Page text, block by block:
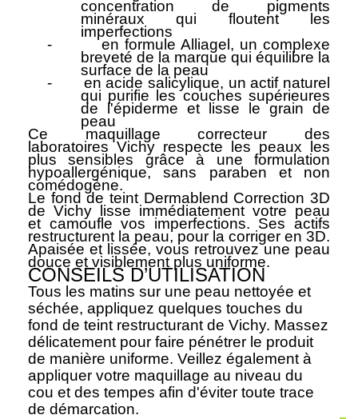
concentration de pigments
minéraux qui floutent les
imperfections
- en formule Alliagel, un complexe
breveté de la marque qui équilibre la
surface de la peau
- en acide salicylique, un actif naturel
qui purifie les couches supérieures
de l'épiderme et lisse le grain de
peau
Cemaquillage correcteur des
laboratoiresVichy respecte les peaux les
plus sensibles grâce à une formulation
hypoallergénique, sans paraben et non
comédogène.
Le fond de teintDermablend Correction 3D
de Vichy lisse immédiatement votre peau
et camoufle vos imperfections. Ses actifs
restructurent la peau, pour la corriger en 3D.
Apaisée et lissée, vous retrouvez une peau
douce et visiblement plus uniforme.
CONSEILS D’UTILISATION
Tous les matins sur une peau nettoyée et
séchée, appliquez quelques touches du
fond de teint restructurant de Vichy. Massez
délicatement pour faire pénétrer le produit
de manière uniforme. Veillez également à
appliquer votre maquillage au niveau du
cou et des tempes afin d'éviter toute trace
de démarcation.